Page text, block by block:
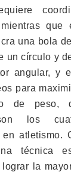
que
una bola
un círculo y
angular, y
para
de peso,
los
en atletismo.
técnica
la